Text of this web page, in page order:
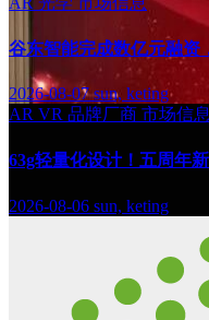
谷东智能完成数亿元融资
2026-08-07sun, keting
AR VR 品牌厂商 市场信息
63g轻量化设计！五周年
2026-08-06 sun, keting